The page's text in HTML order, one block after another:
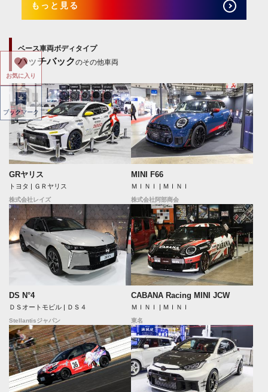
もっと見る
ベース車両ボディタイプ
ハッチバックのその他車両
GRヤリス
トヨタ | ＧＲヤリス
株式会社レイズ
MINI F66
ＭＩＮＩ | ＭＩＮＩ
株式会社阿部商会
DS N°4
ＤＳオートモビル | ＤＳ４
Stellantisジャパン
CABANA Racing MINI JCW
ＭＩＮＩ | ＭＩＮＩ
東名
お気に入り
ブックマーク